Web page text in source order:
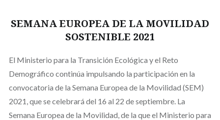
SEMANA EUROPEA DE LA MOVILIDAD
SOSTENIBLE 2021
El Ministerio para la Transición Ecológica y el Reto
Demográfico continúa impulsando la participación en la
convocatoria de la Semana Europea de la Movilidad (SEM)
2021, que se celebrará del 16 al 22 de septiembre. La
Semana Europea de la Movilidad, de la que el Ministerio para